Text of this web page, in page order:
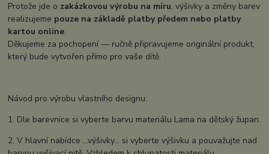
Protože jde o zakázkovou výrobu na míru, výšivky a změny barev
realizujeme pouze na základě platby předem nebo platby
kartou online.
Děkujeme za pochopení — ručně připravujeme originální produkt,
který bude vytvořen přímo pro vaše dítě.
Návod pro výrobu vlastního designu:
1. Dle barevnice si vyberte barvu materiálu Lama na dětský župan.
2. V hlavní nabídce ...výšivky... si vyberte výšivku a pouvažujte nad